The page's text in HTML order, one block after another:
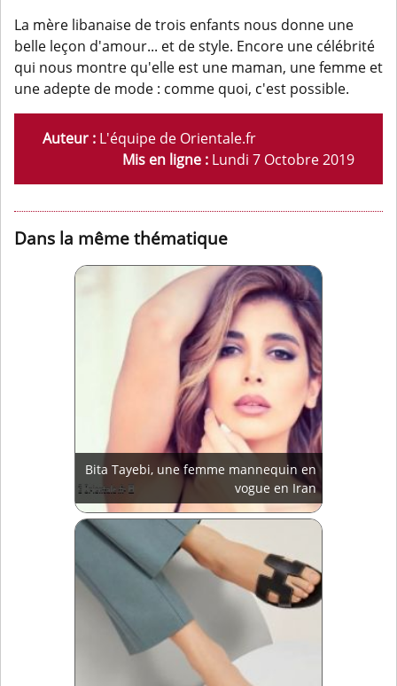
La mère libanaise de trois enfants nous donne une
belle leçon d'amour... et de style. Encore une célébrité
qui nous montre qu'elle est une maman, une femme et
une adepte de mode : comme quoi, c'est possible.
Auteur : L'équipe de Orientale.fr
Mis en ligne : Lundi 7 Octobre 2019
Dans la même thématique
Bita Tayebi, une femme mannequin en
vogue en Iran